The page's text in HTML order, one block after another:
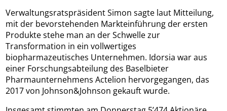
Verwaltungsratspräsident Simon sagte laut Mitteilung,
mit der bevorstehenden Markteinführung der ersten
Produkte stehe man an der Schwelle zur
Transformation in ein vollwertiges
biopharmazeutisches Unternehmen. Idorsia war aus
einer Forschungsabteilung des Baselbieter
Pharmaunternehmens Actelion hervorgegangen, das
2017 von Johnson&Johnson gekauft wurde.